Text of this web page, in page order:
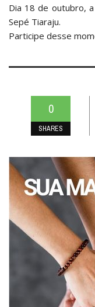
Dia 18 de outubro,
Sepé Tiaraju.
Participe desse
0
SHARES